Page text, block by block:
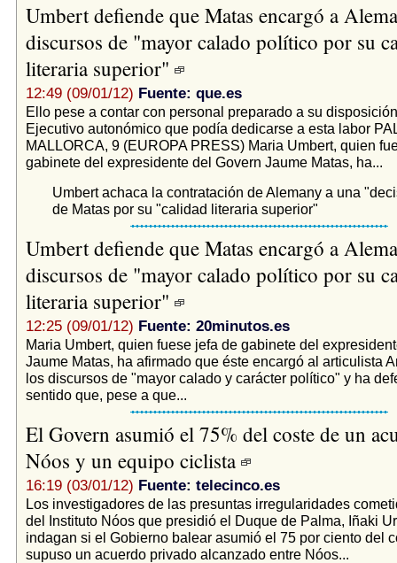
Umbert defiende que Matas encargó a
discursos de "mayor calado político por su
literaria superior"
12:49 (09/01/12) Fuente: que.es
Ello pese a contar con personal preparado a su
Ejecutivo autonómico que podía dedicarse a esta labor
MALLORCA, 9 (EUROPA PRESS) Maria Umbert, quien
gabinete del expresidente del Govern Jaume Matas, ha...
Umbert achaca la contratación de Alemany a una
de Matas por su "calidad literaria superior"
Umbert defiende que Matas encargó a
discursos de "mayor calado político por su
literaria superior"
12:25 (09/01/12) Fuente: 20minutos.es
Maria Umbert, quien fuese jefa de gabinete del
Jaume Matas, ha afirmado que éste encargó al articulista
los discursos de "mayor calado y carácter político" y ha
sentido que, pese a que...
El Govern asumió el 75% del coste de un
Nóos y un equipo ciclista
16:19 (03/01/12) Fuente: telecinco.es
Los investigadores de las presuntas irregularidades
del Instituto Nóos que presidió el Duque de Palma, Iñaki
indagan si el Gobierno balear asumió el 75 por ciento del
supuso un acuerdo privado alcanzado entre Nóos...